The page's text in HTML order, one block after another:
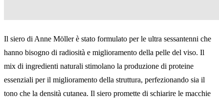
Il siero di Anne Möller è stato formulato per le ultra sessantenni che
hanno bisogno di radiosità e miglioramento della pelle del viso. Il
mix di ingredienti naturali stimolano la produzione di proteine
essenziali per il miglioramento della struttura, perfezionando sia il
tono che la densità cutanea. Il siero promette di schiarire le macchie